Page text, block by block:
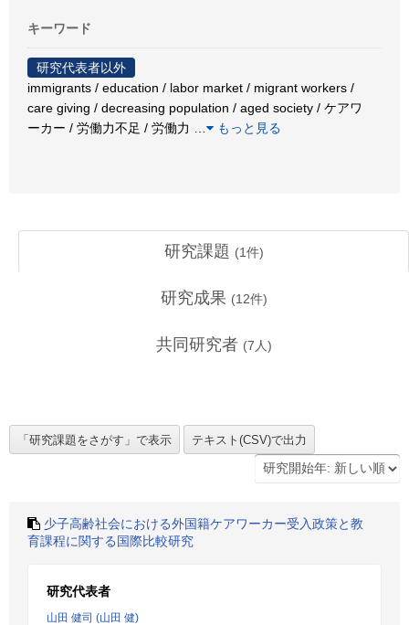
キーワード
研究代表者以外
immigrants / education / labor market / migrant workers /
care giving / decreasing population / aged society / ケアワ
ーカー / 労働力不足 / 労働力
もっと見る
研究課題 (1件)
研究成果 (12件)
共同研究者 (7 人)
少子高齢社会における外国籍ケアワーカー受入政策と教
育課程に関する国際比較研究
研究代表者
山田 健司 (山田 健)